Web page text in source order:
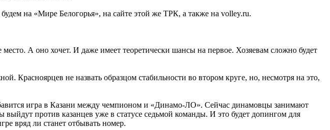
на «Мире Белогорья», на сайте этой же ТРК, а также на volley.ru.
А оно хочет. И даже имеет теоретически шансы на первое. Хозяевам сложно будет
Красноярцев не назвать образцом стабильности во втором круге, но, несмотря на это,
игра в Казани между чемпионом и «Динамо-ЛО». Сейчас динамовцы занимают
против казанцев уже в статусе седьмой команды. И это будет допингом для
вряд ли станет отбывать номер.